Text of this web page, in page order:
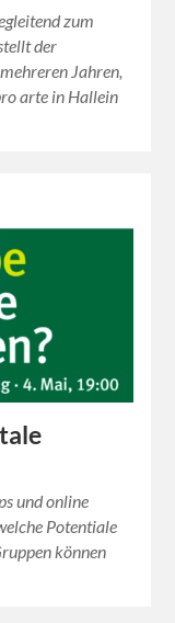
zum
der
Jahren,
arte in Hallein
und online
Potentiale
können